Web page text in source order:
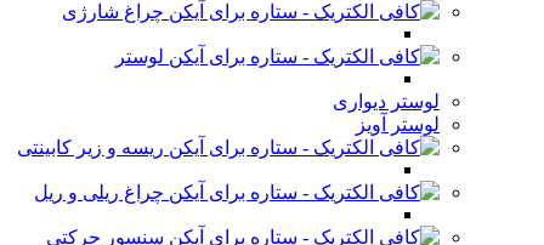
چراغ شارژی
لوستر
لوستر دیواری
لوستر آویز
ریسه و زیر کابینتی
چراغ ریلی و ریل
سنسور حرکتی